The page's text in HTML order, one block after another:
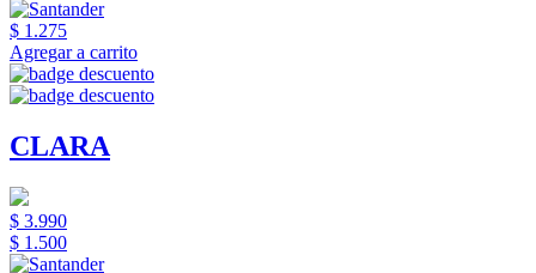
$ 1.275
Agregar a carrito
CLARA
$ 3.990
$ 1.500